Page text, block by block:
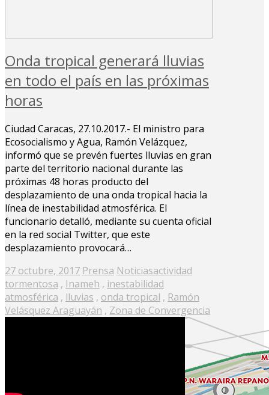
Onda tropical generará lluvias
en todo el país en las próximas
horas
Ciudad Caracas, 27.10.2017.- El ministro para
Ecosocialismo y Agua, Ramón Velázquez,
informó que se prevén fuertes lluvias en gran
parte del territorio nacional durante las
próximas 48 horas producto del
desplazamiento de una onda tropical hacia la
línea de inestabilidad atmosférica. El
funcionario detalló, mediante su cuenta oficial
en la red social Twitter, que este
desplazamiento provocará…
Posted
on
27 octubre, 2017 Prensa Noticiasactividad
tormentosa , Inameh , inestabilidad
atmosférica , lluvias , onda tropical , Ramón
Velásquez Araguayán , Zona de Convergencia